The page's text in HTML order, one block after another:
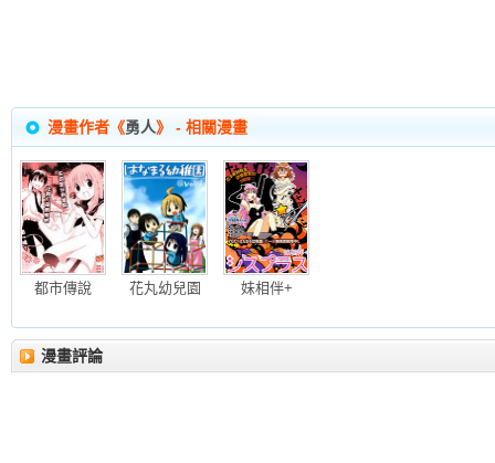
漫畫作者《勇人》 - 相關漫畫
都市傳說 花丸幼兒園 妹相伴+
漫畫評論